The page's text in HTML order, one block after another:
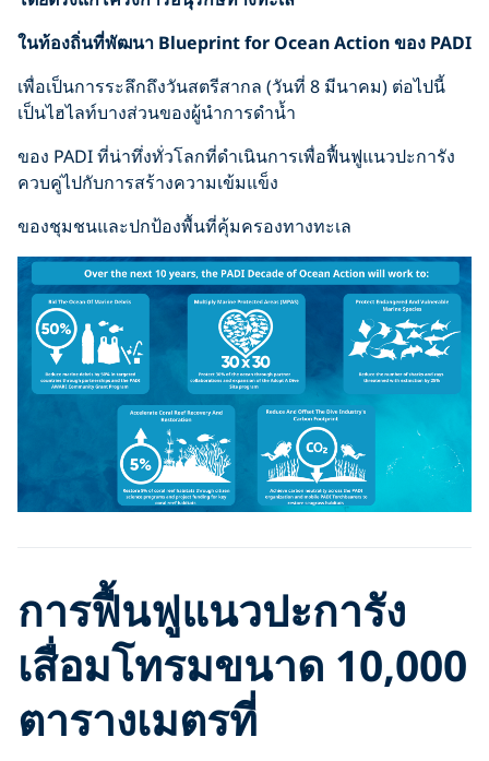
ในท้องถิ่นที่พัฒนา Blueprint for Ocean Action ของ PADI
เพื่อเป็นการระลึกถึงวันสตรีสากล (วันที่ 8 มีนาคม) ต่อไปนี้
เป็นไฮไลท์บางส่วนของผู้นำการดำน้ำ
ของ PADI ที่น่าทึ่งทั่วโลกที่ดำเนินการเพื่อฟื้นฟูแนวปะการัง
ควบคู่ไปกับการสร้างความเข้มแข็ง
ของชุมชนและปกป้องพื้นที่คุ้มครองทางทะเล
การฟื้นฟูแนวปะการัง
เสื่อมโทรมขนาด 10,000
ตารางเมตรที่